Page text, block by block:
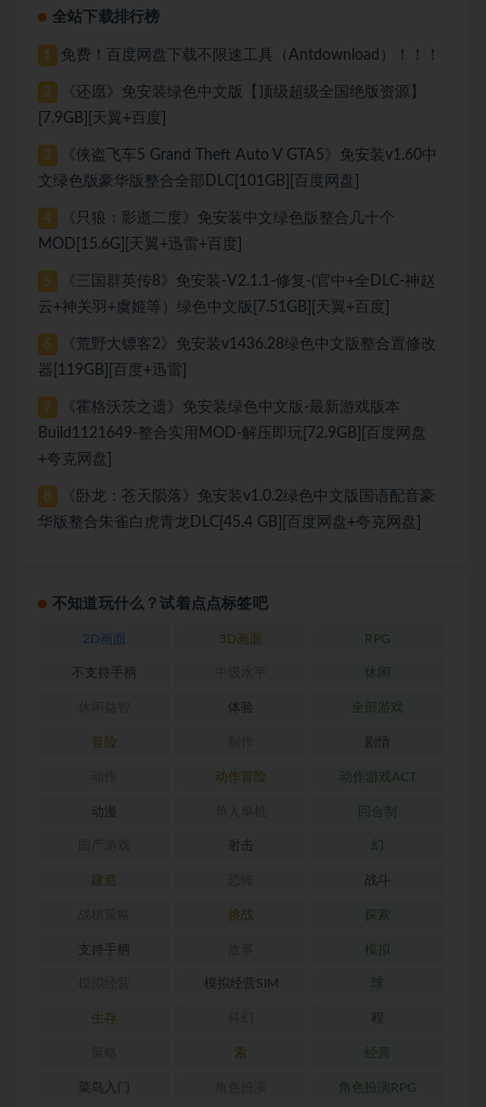
全站下载排行榜
1 免费！百度网盘下载不限速工具（Antdownload）！！！
2
《还愿》免安装绿色中文版【顶级超级全国绝版资源】
[7.9GB][天翼+百度]
3
《侠盗飞车5 Grand Theft Auto V GTA5》免安装v1.60中
文绿色版豪华版整合全部DLC[101GB][百度网盘]
4
《只狼：影逝二度》免安装中文绿色版整合几十个
MOD[15.6G][天翼+迅雷+百度]
5
《三国群英传8》免安装-V2.1.1-修复-(官中+全DLC-神赵
云+神关羽+虞姬等）绿色中文版[7.51GB][天翼+百度]
6
《荒野大镖客2》免安装v1436.28绿色中文版整合置修改
器[119GB][百度+迅雷]
7
《霍格沃茨之遗》免安装绿色中文版-最新游戏版本
Build1121649-整合实用MOD-解压即玩[72.9GB][百度网盘
+夸克网盘]
8
《卧龙：苍天陨落》免安装v1.0.2绿色中文版国语配音豪
华版整合朱雀白虎青龙DLC[45.4 GB][百度网盘+夸克网盘]
不知道玩什么？试着点点标签吧
2D画面 3D画面 RPG
不支持手柄 休闲
体验 全部游戏
冒险 剧情
动作冒险 动作游戏ACT
动漫 回合制
射击 幻
建造 战斗
挑战 探索
支持手柄 模拟
模拟经营SIM 球
生存 程
索 经营
菜鸟入门 角色扮演RPG